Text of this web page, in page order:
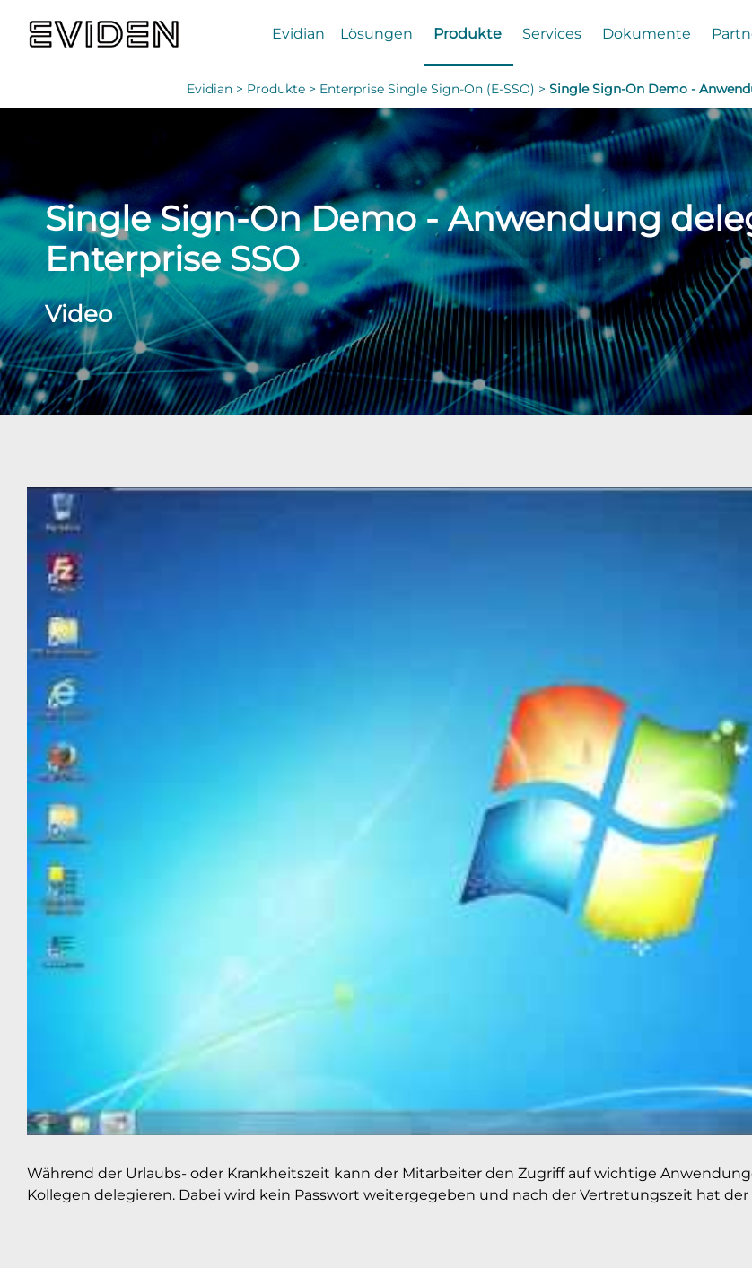
Evidian Lösungen Produkte Services Dokumente
Evidian > Produkte > Enterprise Single Sign-On (E-SSO) > Single Sign-On Demo -
Single Sign-On Demo - Anwendung
Enterprise SSO
Video
Während der Urlaubs- oder Krankheitszeit kann der Mitarbeiter den Zugriff auf wichtige
Kollegen delegieren. Dabei wird kein Passwort weitergegeben und nach der Vertretungszeit hat